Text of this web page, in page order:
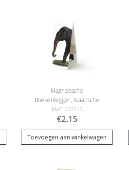
Magnetische
Boekenlegger, Aziatische
olifant
KMCL000515
€2,15
Toevoegen aan winkelwagen